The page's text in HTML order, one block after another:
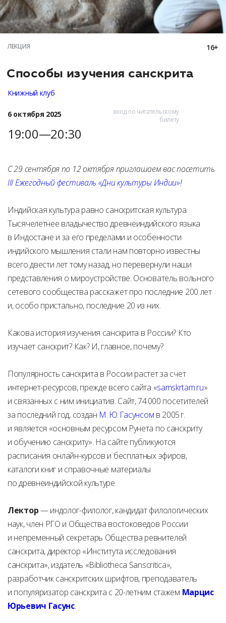
ЛЕКЦИЯ 16+
Способы изучения санскрита
Книжный клуб
6 октября 2025
19:00—20:30
вход по читательскому
билету
С 29 сентября по 12 октября приглашаем вас посетить
III Ежегодный фестиваль «Дни культуры Индии»!
Индийская культура равно санскритская культура.
Тысячелетнее владычество древнеиндийского языка
в Индостане и за его пределами и особенности
индийского мышления стали нам повторно известны
всего двести лет тому назад, но перевернули наши
представления о мироустройстве. Основатель вольного
сетевого сообщества расскажет про последние 200 лет
и, особо пристально, последние 20 из них.
Какова история изучения санскрита в России? Кто
изучает санскрит? Как? И, главное, почему?
Популярность санскрита в России растет за счет
интернет-ресурсов, прежде всего сайта «samskrtam.ru»
и связанных с ним инициатив. Сайт, 74 000 посетителей
за последний год, создан М. Ю. Гасунсом в 2005 г.
и является «основным ресурсом Рунета по санскриту
и обучению санскриту». На сайте публикуются
расписания онлайн-курсов и бесплатных эфиров,
каталоги книг и справочные материалы
по древнеиндийской культуре.
Лектор— индолог-филолог, кандидат филологических
наук, член РГО и Общества востоковедов России
и непременный секретарь Общества ревнителей
санскрита, директор «Института исследования
санскрита», издатель «Bibliotheca Sanscritica»,
разработчик санскритских шрифтов, преподаватель
и популяризатор санскрита с 20-летним стажем Марцис
Юрьевич Гасунс.